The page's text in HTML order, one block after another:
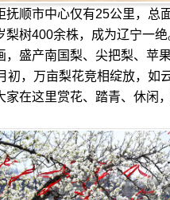
市中心仅有25公里，总面
梨树400余株，成为辽宁一
，盛产南国梨、尖把梨、苹
初，万亩梨花竞相绽放，如
家在这里赏花、踏青、休闲